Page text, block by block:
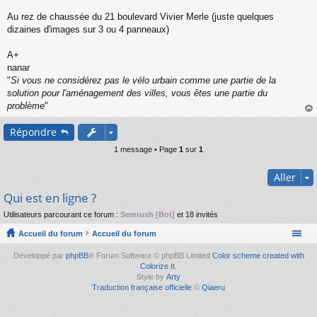
s
g
n
o
n
u
Au rez de chaussée du 21 boulevard Vivier Merle (juste quelques
dizaines d'images sur 3 ou 4 panneaux)
A+
nanar
"Si vous ne considérez pas le vélo urbain comme une partie de la
solution pour l'aménagement des villes, vous êtes une partie du
problème"
au
Répondre
1 message • Page 1 sur 1
Aller
Qui est en ligne ?
Utilisateurs parcourant ce forum : Semrush [Bot] et 18 invités
Accueil du forum Accueil du forum
Développé par phpBB® Forum Software © phpBB Limited Color scheme created with
Colorize It
Style by Arty
Traduction française officielle © Qiaeru